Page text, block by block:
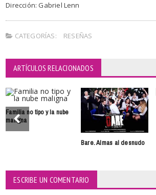
Dirección: Gabriel Lenn
CATEGORÍAS: RESEÑAS
ARTÍCULOS RELACIONADOS
Familia no tipo y la nube
maligna
Bare. Almas al desnudo
ESCRIBE UN COMENTARIO